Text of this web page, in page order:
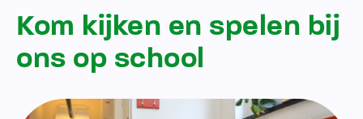
Kom kijken en spelen bij
ons op school